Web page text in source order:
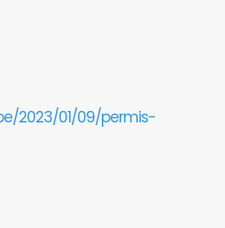
2023/01/09/permis-